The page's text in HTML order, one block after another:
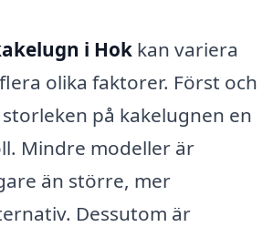
i Hok kan variera
olika faktorer. Först och
på kakelugnen en
Mindre modeller är
än större, mer
Dessutom är